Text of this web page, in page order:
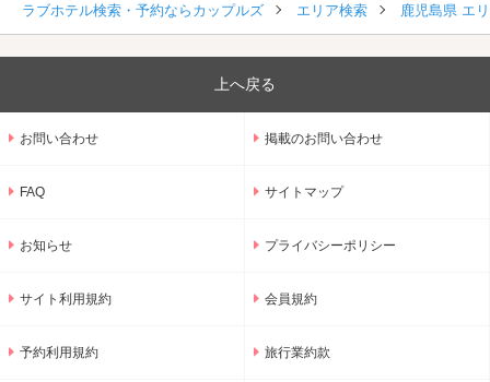
ラブホテル検索・予約ならカップルズ エリア検索 鹿児島県 エ
上へ戻る
お問い合わせ 掲載のお問い合わせ
FAQ サイトマップ
お知らせ プライバシーポリシー
サイト利用規約 会員規約
予約利用規約 旅行業約款